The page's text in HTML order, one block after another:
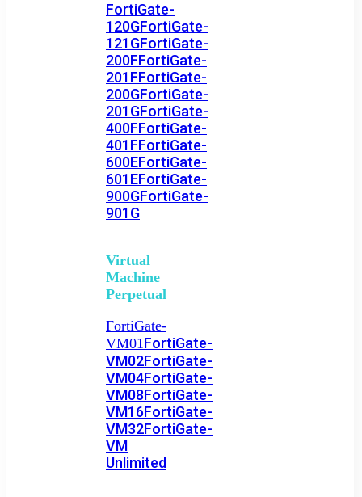
FortiGate-
120GFortiGate-
121GFortiGate-
200FFortiGate-
201FFortiGate-
200GFortiGate-
201GFortiGate-
400FFortiGate-
401FFortiGate-
600EFortiGate-
601EFortiGate-
900GFortiGate-
901G
Virtual
Machine
Perpetual
FortiGate-
VM01FortiGate-
VM02FortiGate-
VM04FortiGate-
VM08FortiGate-
VM16FortiGate-
VM32FortiGate-
VM
Unlimited